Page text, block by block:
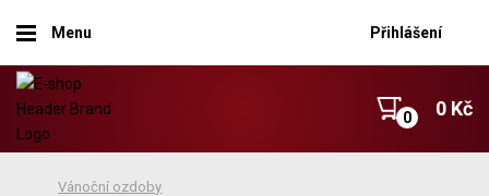
Menu Přihlášení
0 Kč
Vánoční ozdoby